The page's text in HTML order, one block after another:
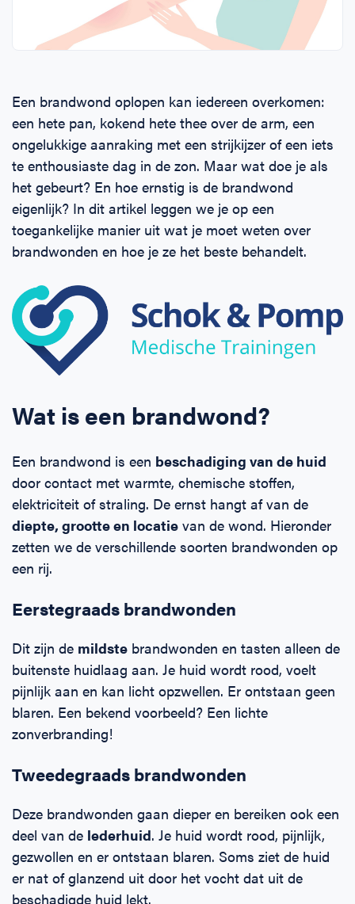
BHV voor retail en winkels
BHV voor Primair Onderwijs
BHV voor Voortgezet Onderwijs
EHBO voor (para-)medici
EHBO voor Sportclubs
Reanimatie en AED voor (para-) medici
Over Ons
Levensreddend handelen voor iedereen
Werken bij Schok & Pomp
Zakelijk veelgestelde vragen
Offerte aanvragen
Direct boeken
Inloggen
Incompany offerte
Inloggen
Een brandwond oplopen kan iedereen overkomen:
een hete pan, kokend hete thee over de arm, een
ongelukkige aanraking met een strijkijzer of een iets
te enthousiaste dag in de zon. Maar wat doe je als
het gebeurt? En hoe ernstig is de brandwond
eigenlijk? In dit artikel leggen we je op een
toegankelijke manier uit wat je moet weten over
brandwonden en hoe je ze het beste behandelt.
Wat is een brandwond?
Een brandwond is een beschadiging van de huid
door contact met warmte, chemische stoffen,
elektriciteit of straling. De ernst hangt af van de
diepte, grootte en locatie van de wond. Hieronder
zetten we de verschillende soorten brandwonden op
een rij.
Eerstegraads brandwonden
Dit zijn de mildste brandwonden en tasten alleen de
buitenste huidlaag aan. Je huid wordt rood, voelt
pijnlijk aan en kan licht opzwellen. Er ontstaan geen
blaren. Een bekend voorbeeld? Een lichte
zonverbranding!
Tweedegraads brandwonden
Deze brandwonden gaan dieper en bereiken ook een
deel van de lederhuid. Je huid wordt rood, pijnlijk,
gezwollen en er ontstaan blaren. Soms ziet de huid
er nat of glanzend uit door het vocht dat uit de
beschadigde huid lekt.